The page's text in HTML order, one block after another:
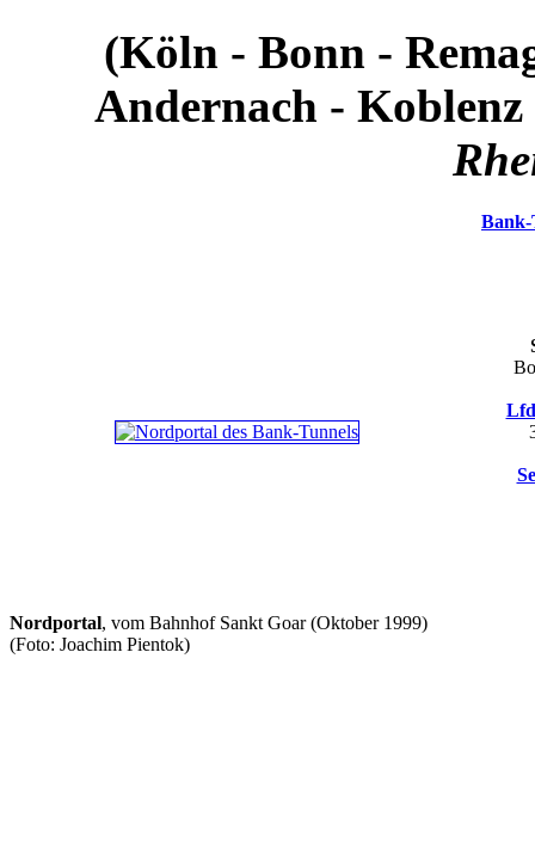
(Köln - Bonn -
Andernach -
Bank-
Nordportal, vom Bahnhof Sankt Goar (Oktober 1999)
(Foto: Joachim Pientok)